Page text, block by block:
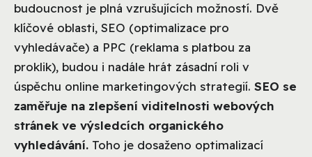
budoucnost je plná vzrušujících možností. Dvě
klíčové oblasti, SEO (optimalizace pro
vyhledávače) a PPC (reklama s platbou za
proklik), budou i nadále hrát zásadní roli v
úspěchu online marketingových strategií. SEO se
zaměřuje na zlepšení viditelnosti webových
stránek ve výsledcích organického
vyhledávání. Toho je dosaženo optimalizací